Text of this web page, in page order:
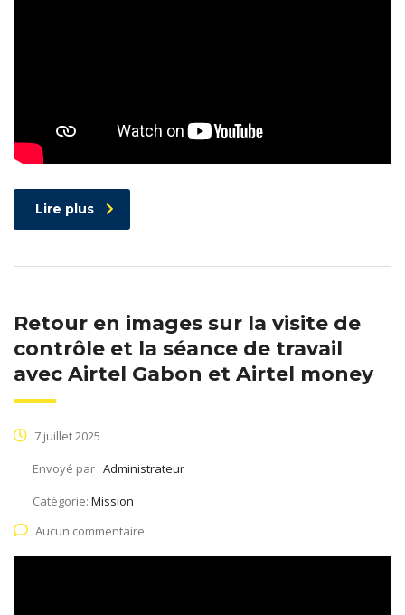
Lire plus
Retour en images sur la visite de
contrôle et la séance de travail
avec Airtel Gabon et Airtel money
7 juillet 2025
Envoyé par : Administrateur
Catégorie: Mission
Aucun commentaire